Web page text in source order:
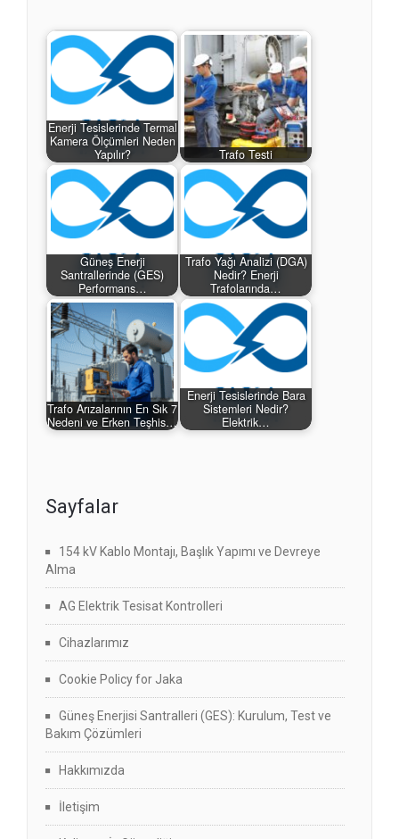
Enerji Tesislerinde Termal
Kamera Ölçümleri Neden
Yapılır?
Trafo Testi
Güneş Enerji
Santrallerinde (GES)
Performans…
Trafo Yağı Analizi (DGA)
Nedir? Enerji
Trafolarında…
Trafo Arızalarının En Sık 7
Nedeni ve Erken Teşhis…
Enerji Tesislerinde Bara
Sistemleri Nedir?
Elektrik…
Sayfalar
154 kV Kablo Montajı, Başlık Yapımı ve Devreye
Alma
AG Elektrik Tesisat Kontrolleri
Cihazlarımız
Cookie Policy for Jaka
Güneş Enerjisi Santralleri (GES): Kurulum, Test ve
Bakım Çözümleri
Hakkımızda
İletişim